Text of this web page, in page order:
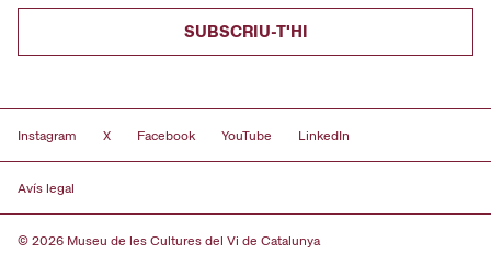
SUBSCRIU-T'HI
Instagram X Facebook YouTube LinkedIn
Avís legal
© 2026 Museu de les Cultures del Vi de Catalunya